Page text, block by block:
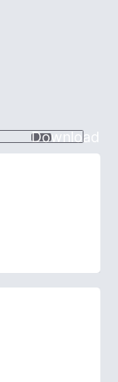
Download